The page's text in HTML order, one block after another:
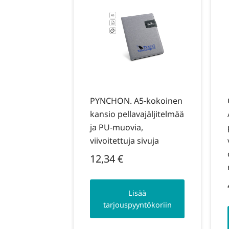
PYNCHON. A5-kokoinen
kansio pellavajäljitelmää
ja PU-muovia,
viivoitettuja sivuja
12,34€
Lisää
tarjouspyyntökoriin